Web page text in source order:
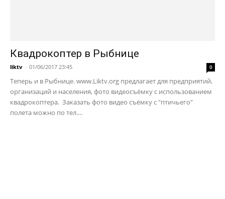
Квадрокоптер в Рыбнице
liktv - 01/06/2017 23:45 0
Теперь и в Рыбнице. www.Liktv.org предлагает для предприятий,
организаций и населения, фото видеосъёмку с использованием
квадрокоптера. Заказать фото видео съёмку с "птичьего"
полета можно по тел....